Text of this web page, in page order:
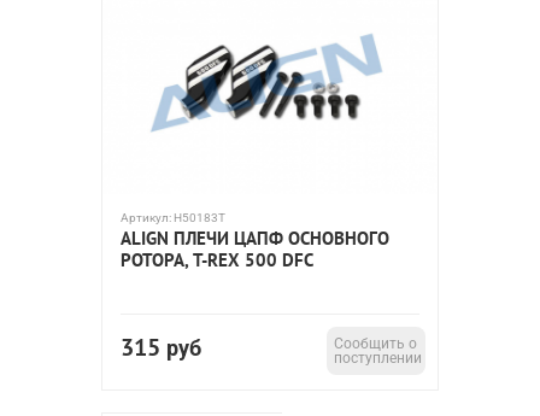
Артикул: H50183T
ALIGN ПЛЕЧИ ЦАПФ ОСНОВНОГО
РОТОРА, T-REX 500 DFC
315 руб
Сообщить о
поступлении